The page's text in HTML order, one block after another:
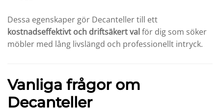
Dessa egenskaper gör Decanteller till ett
kostnadseffektivt och driftsäkert valför dig som söker
möbler med lång livslängd och professionellt intryck.
Vanliga frågor om
Decanteller